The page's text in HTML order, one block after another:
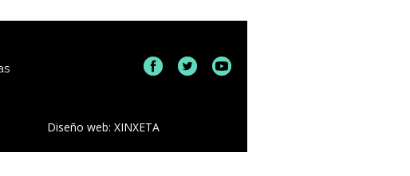
Diseño web: XINXETA